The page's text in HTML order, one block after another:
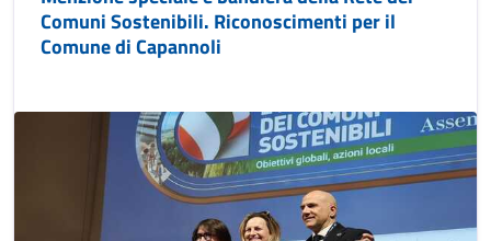
Comuni Sostenibili. Riconoscimenti per il
Comune di Capannoli